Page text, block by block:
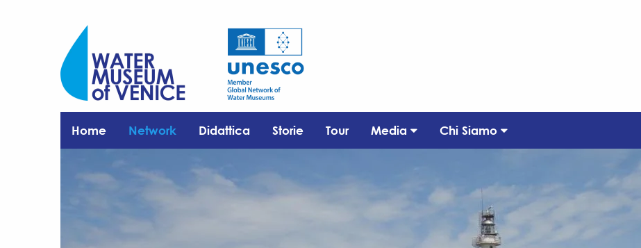
Home Network Didattica Storie Tour Media Chi Siamo